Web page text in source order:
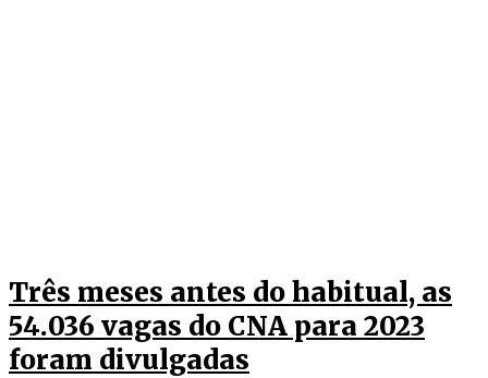
Três meses antes do habitual, as
54.036 vagas do CNA para 2023
foram divulgadas